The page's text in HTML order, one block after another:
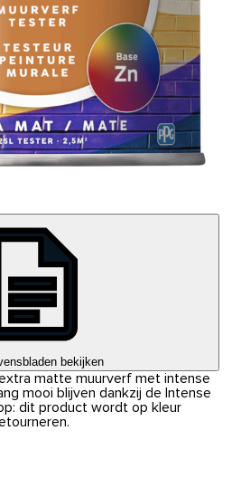
bekijken
matte muurverf met intense
mooi blijven dankzij de Intense
dit product wordt op kleur